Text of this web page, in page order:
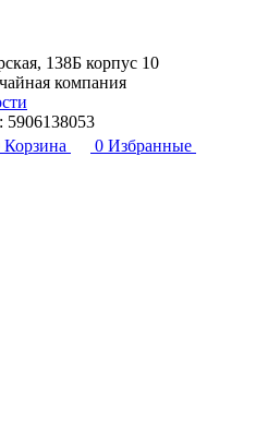
138Б корпус 10
компания
Корзина 0 Избранные